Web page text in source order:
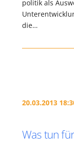
politik als
die…
20.03.2013
Was tun